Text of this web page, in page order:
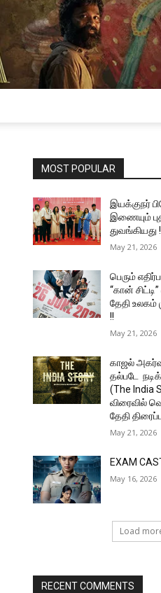
MOST POPULAR
இயக்குநர்
இணையும்
துவங்கியது
May 21, 2026
பெரும்
“கான்
தேதி உலகம்
!!
May 21, 2026
காஜல்
தல்படே
(The India
விரைவில்
தேதி
May 21, 2026
EXAM
May 16, 2026
Load
RECENT COMMENTS